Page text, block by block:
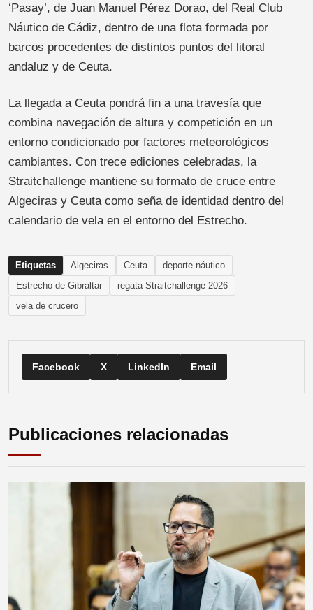
‘Pasay’, de Juan Manuel Pérez Dorao, del Real Club
Náutico de Cádiz, dentro de una flota formada por
barcos procedentes de distintos puntos del litoral
andaluz y de Ceuta.
La llegada a Ceuta pondrá fin a una travesía que
combina navegación de altura y competición en un
entorno condicionado por factores meteorológicos
cambiantes. Con trece ediciones celebradas, la
Straitchallenge mantiene su formato de cruce entre
Algeciras y Ceuta como seña de identidad dentro del
calendario de vela en el entorno del Estrecho.
Etiquetas Algeciras Ceuta
deporte náutico
Estrecho de Gibraltar
regata Straitchallenge 2026
vela de crucero
Facebook X LinkedIn Email
Publicaciones relacionadas